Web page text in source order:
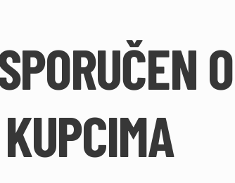
KUPCIMA